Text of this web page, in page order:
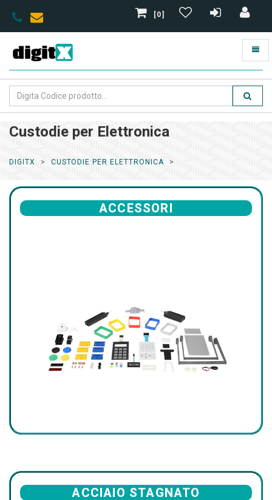
[0]
Custodie per Elettronica
DIGITX CUSTODIE PER ELETTRONICA
ACCESSORI
ACCIAIO STAGNATO